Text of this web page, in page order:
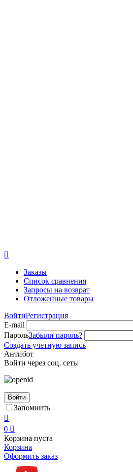

Заказы
Список сравнения
Запросы на возврат
Отложенные товары
ВойтиРегистрация
E-mail
ПарольЗабыли пароль?
Создать учетную запись
Антибот
Войти через соц. сеть:
Войти
Запомнить

0 
Корзина пуста
Корзина
Оформить заказ